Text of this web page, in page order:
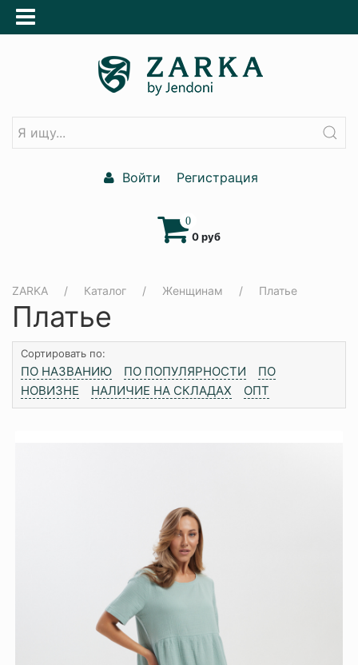
Войти Регистрация
0
0 руб
ZARKA Каталог Женщинам Платье
Платье
Сортировать по:
ПО НАЗВАНИЮ ПО ПОПУЛЯРНОСТИ
ПО
НОВИЗНЕ
НАЛИЧИЕ НА СКЛАДАХ ОПТ